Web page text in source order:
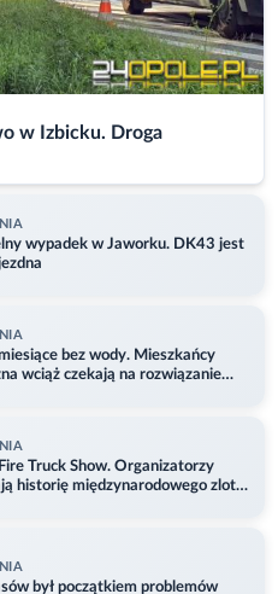
w Izbicku. Droga
wypadek w Jaworku. DK43 jest
bez wody. Mieszkańcy
wciąż czekają na rozwiązanie
Truck Show. Organizatorzy
historię międzynarodowego zlotu
był początkiem problemów